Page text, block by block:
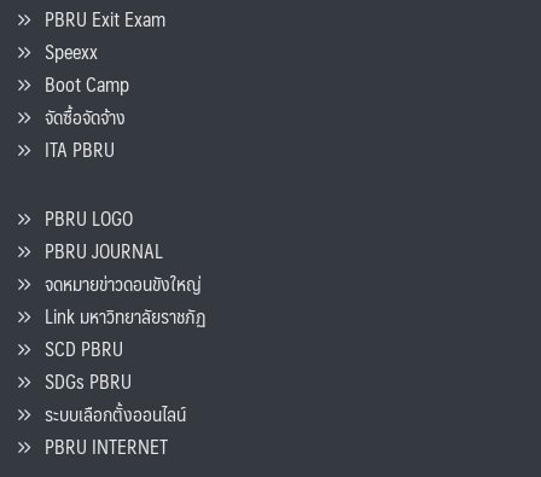
PBRU Exit Exam
Speexx
Boot Camp
จัดซื้อจัดจ้าง
ITA PBRU
PBRU LOGO
PBRU JOURNAL
จดหมายข่าวดอนขังใหญ่
Link มหาวิทยาลัยราชภัฏ
SCD PBRU
SDGs PBRU
ระบบเลือกตั้งออนไลน์
PBRU INTERNET